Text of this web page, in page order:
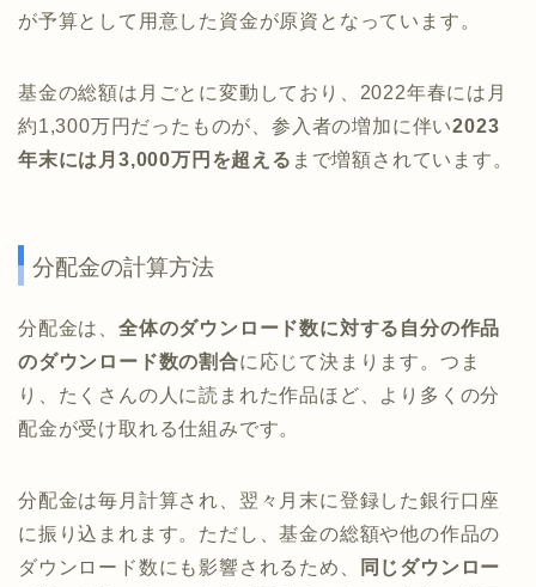
が予算として用意した資金が原資となっています。
基金の総額は月ごとに変動しており、2022年春には月
約1,300万円だったものが、参入者の増加に伴い2023
年末には月3,000万円を超える まで増額されています。
分配金の計算方法
分配金は、 全体のダウンロード数に対する自分の作品
のダウンロード数の割合に応じて決まります。つま
り、たくさんの人に読まれた作品ほど、より多くの分
配金が受け取れる仕組みです。
分配金は毎月計算され、翌々月末に登録した銀行口座
に振り込まれます。ただし、基金の総額や他の作品の
ダウンロード数にも影響されるため、
同じダウンロー